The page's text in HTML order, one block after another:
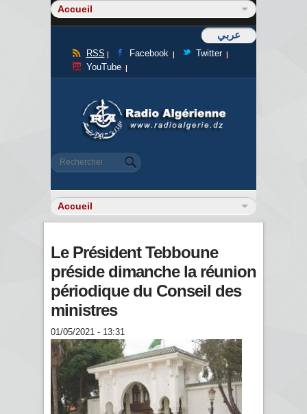
عربي
RSS Facebook
Twitter
YouTube
Formulaire de recherche
Rechercher
Le Président Tebboune
préside dimanche la réunion
périodique du Conseil des
ministres
01/05/2021 - 13:31